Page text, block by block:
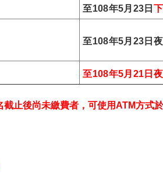
至108年5月23日
至108年5月23日
至108年5月21日
止後尚未繳費者，可使用ATM方式